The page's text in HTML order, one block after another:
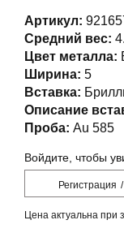
Артикул:
Средний вес:
Цвет металла:
Ширина: 5
Вставка:
Описание
Проба: Au 585
Войдите, чтобы
Регистрация /
Цена актуальна при